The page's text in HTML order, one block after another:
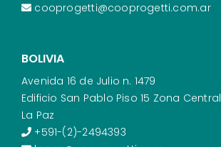
cooprogetti@cooprogetti.com.ar
BOLIVIA
Avenida 16 de Julio n. 1479
Edificio San Pablo Piso 15 Zona Central
La Paz
+591-(2)-2494393